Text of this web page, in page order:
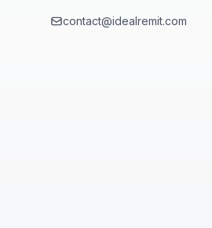
contact@idealremit.com